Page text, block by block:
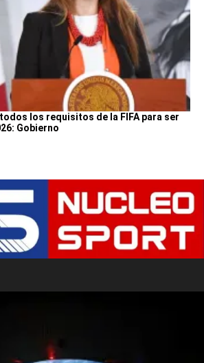
los requisitos de la FIFA para ser
Gobierno